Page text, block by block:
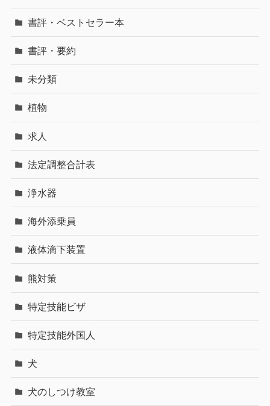
書評・ベストセラー本
書評・要約
未分類
植物
求人
法定調整合計表
浄水器
海外添乗員
液体滴下装置
熊対策
特定技能ビザ
特定技能外国人
犬
犬のしつけ教室